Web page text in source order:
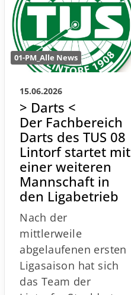
01-PM_Alle News
15.06.2026
> Darts <
Der Fachbereich
Darts des TUS 08
Lintorf startet mit
einer weiteren
Mannschaft in
den Ligabetrieb
Nach der
mittlerweile
abgelaufenen ersten
Ligasaison hat sich
das Team der